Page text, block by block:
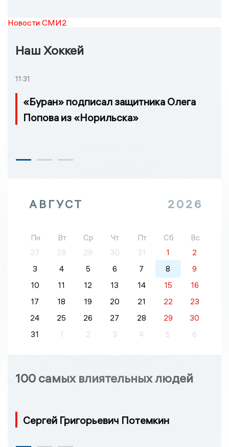
Новости СМИ2
Наш Хоккей
11:31
«Буран» подписал защитника Олега
Попова из «Норильска»
АВГУСТ 2026
Пн Вт Ср Чт Пт Сб
Вс
27
28 29 30 31 1
2
3
4 5 6 7 8
9
10
11 12 13 14 15
16
17
18 19 20 21 22
23
24
25 26 27 28 29
30
31
1 2 3 4 5 6
100 самых влиятельных людей
Сергей Григорьевич Потемкин